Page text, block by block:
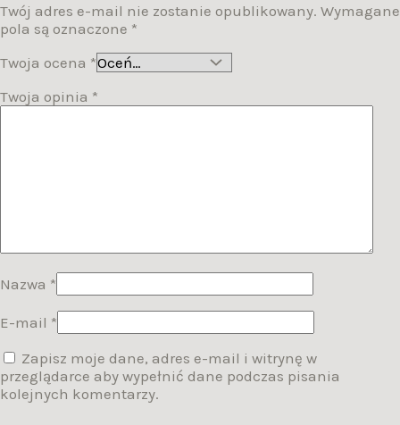
Twój adres e-mail nie zostanie opublikowany. Wymagane
pola są oznaczone *
Twoja ocena *
Twoja opinia *
Nazwa *
E-mail *
Zapisz moje dane, adres e-mail i witrynę w
przeglądarce aby wypełnić dane podczas pisania
kolejnych komentarzy.